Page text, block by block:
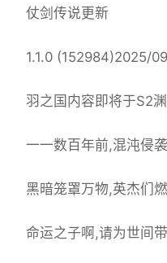
仗剑传说更新
1.1.0 (152984)2025/
羽之国内容即将于S2
一一数百年前,混沌侵
黑暗笼罩万物,英杰们
命运之子啊,请为世间